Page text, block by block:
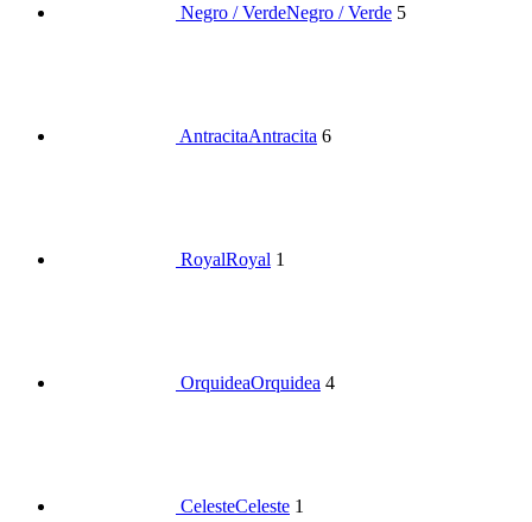
Negro / VerdeNegro / Verde 5
AntracitaAntracita 6
RoyalRoyal 1
OrquideaOrquidea 4
CelesteCeleste 1